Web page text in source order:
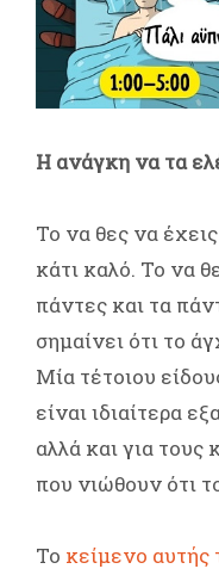
Η ανάγκη να τα
Το να θες να
κάτι καλό. Το να
πάντες και τα
σημαίνει ότι το
Μία τέτοιου
είναι ιδιαίτερα
αλλά και για
που νιώθουν ότι
Το κείμενο αυτής